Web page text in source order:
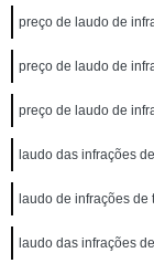
preço de laudo de
preço de laudo de
preço de laudo de
laudo das infrações
laudo de infrações
laudo das infrações